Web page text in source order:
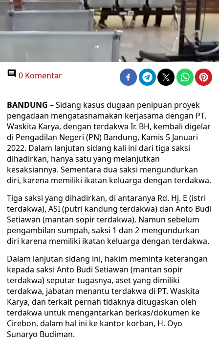
0 Komentar
BANDUNG – Sidang kasus dugaan penipuan proyek
pengadaan mengatasnamakan kerjasama dengan PT.
Waskita Karya, dengan terdakwa Ir. BH, kembali digelar
di Pengadilan Negeri (PN) Bandung, Kamis 5 Januari
2022. Dalam lanjutan sidang kali ini dari tiga saksi
dihadirkan, hanya satu yang melanjutkan
kesaksiannya. Sementara dua saksi mengundurkan
diri, karena memiliki ikatan keluarga dengan terdakwa.
Tiga saksi yang dihadirkan, di antaranya Rd. Hj. E (istri
terdakwa), ASI (putri kandung terdakwa) dan Anto Budi
Setiawan (mantan sopir terdakwa). Namun sebelum
pengambilan sumpah, saksi 1 dan 2 mengundurkan
diri karena memiliki ikatan keluarga dengan terdakwa.
Dalam lanjutan sidang ini, hakim meminta keterangan
kepada saksi Anto Budi Setiawan (mantan sopir
terdakwa) seputar tugasnya, aset yang dimiliki
terdakwa, jabatan menantu terdakwa di PT. Waskita
Karya, dan terkait pernah tidaknya ditugaskan oleh
terdakwa untuk mengantarkan berkas/dokumen ke
Cirebon, dalam hal ini ke kantor korban, H. Oyo
Sunaryo Budiman.